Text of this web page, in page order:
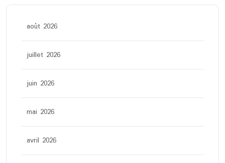
août 2026
juillet 2026
juin 2026
mai 2026
avril 2026